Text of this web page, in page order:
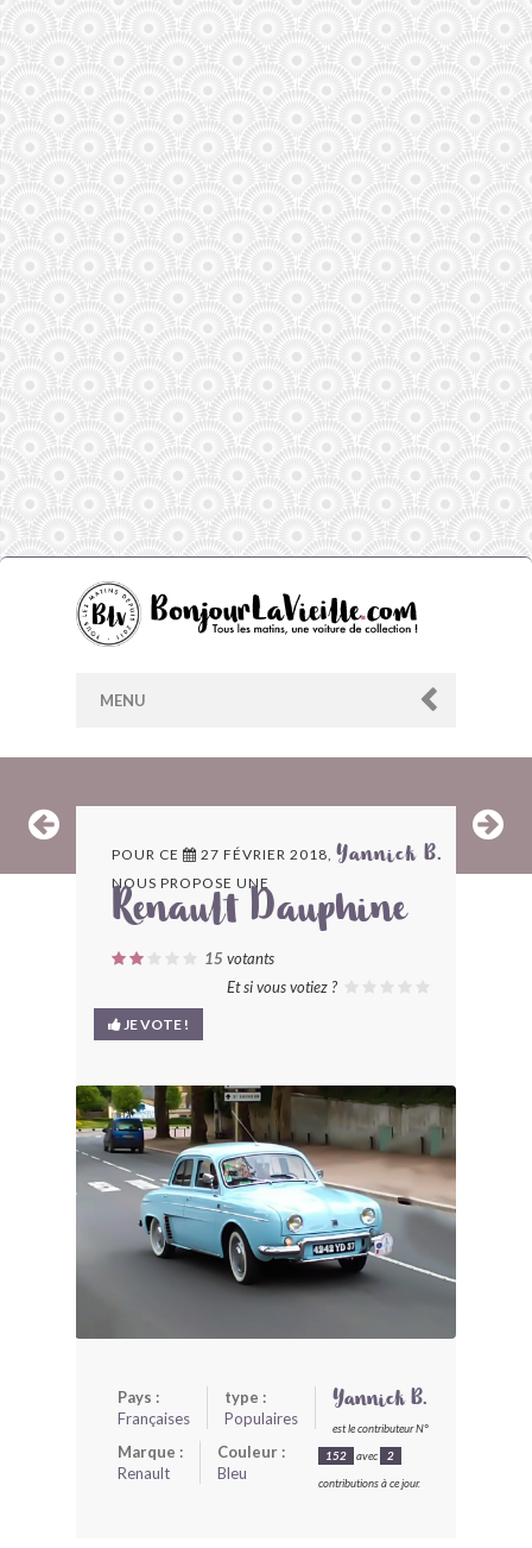
MENU
ARCHIVES
LES CONTRIBUTEURS
LE BLOG
BONJOURLAVIEILLE ?
MODÈLES ET MARQUES
COMMENT FONCTIONNE BLV ?
POUR CE 27 FÉVRIER 2018, Yannick B.
NOUS PROPOSE UNE
Renault Dauphine
15 votants
Et si vous votiez ?
JE VOTE !
Pays :
Françaises
type :
Populaires
Marque :
Renault
Couleur :
Bleu
Yannick B.
est le contributeur N°
152 avec 2
contributions à ce jour.